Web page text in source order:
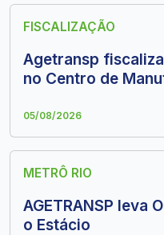
FISCALIZAÇÃO
Agetransp
no Centro de
05/08/2026
METRÔ RIO
AGETRANSP leva
o Estácio